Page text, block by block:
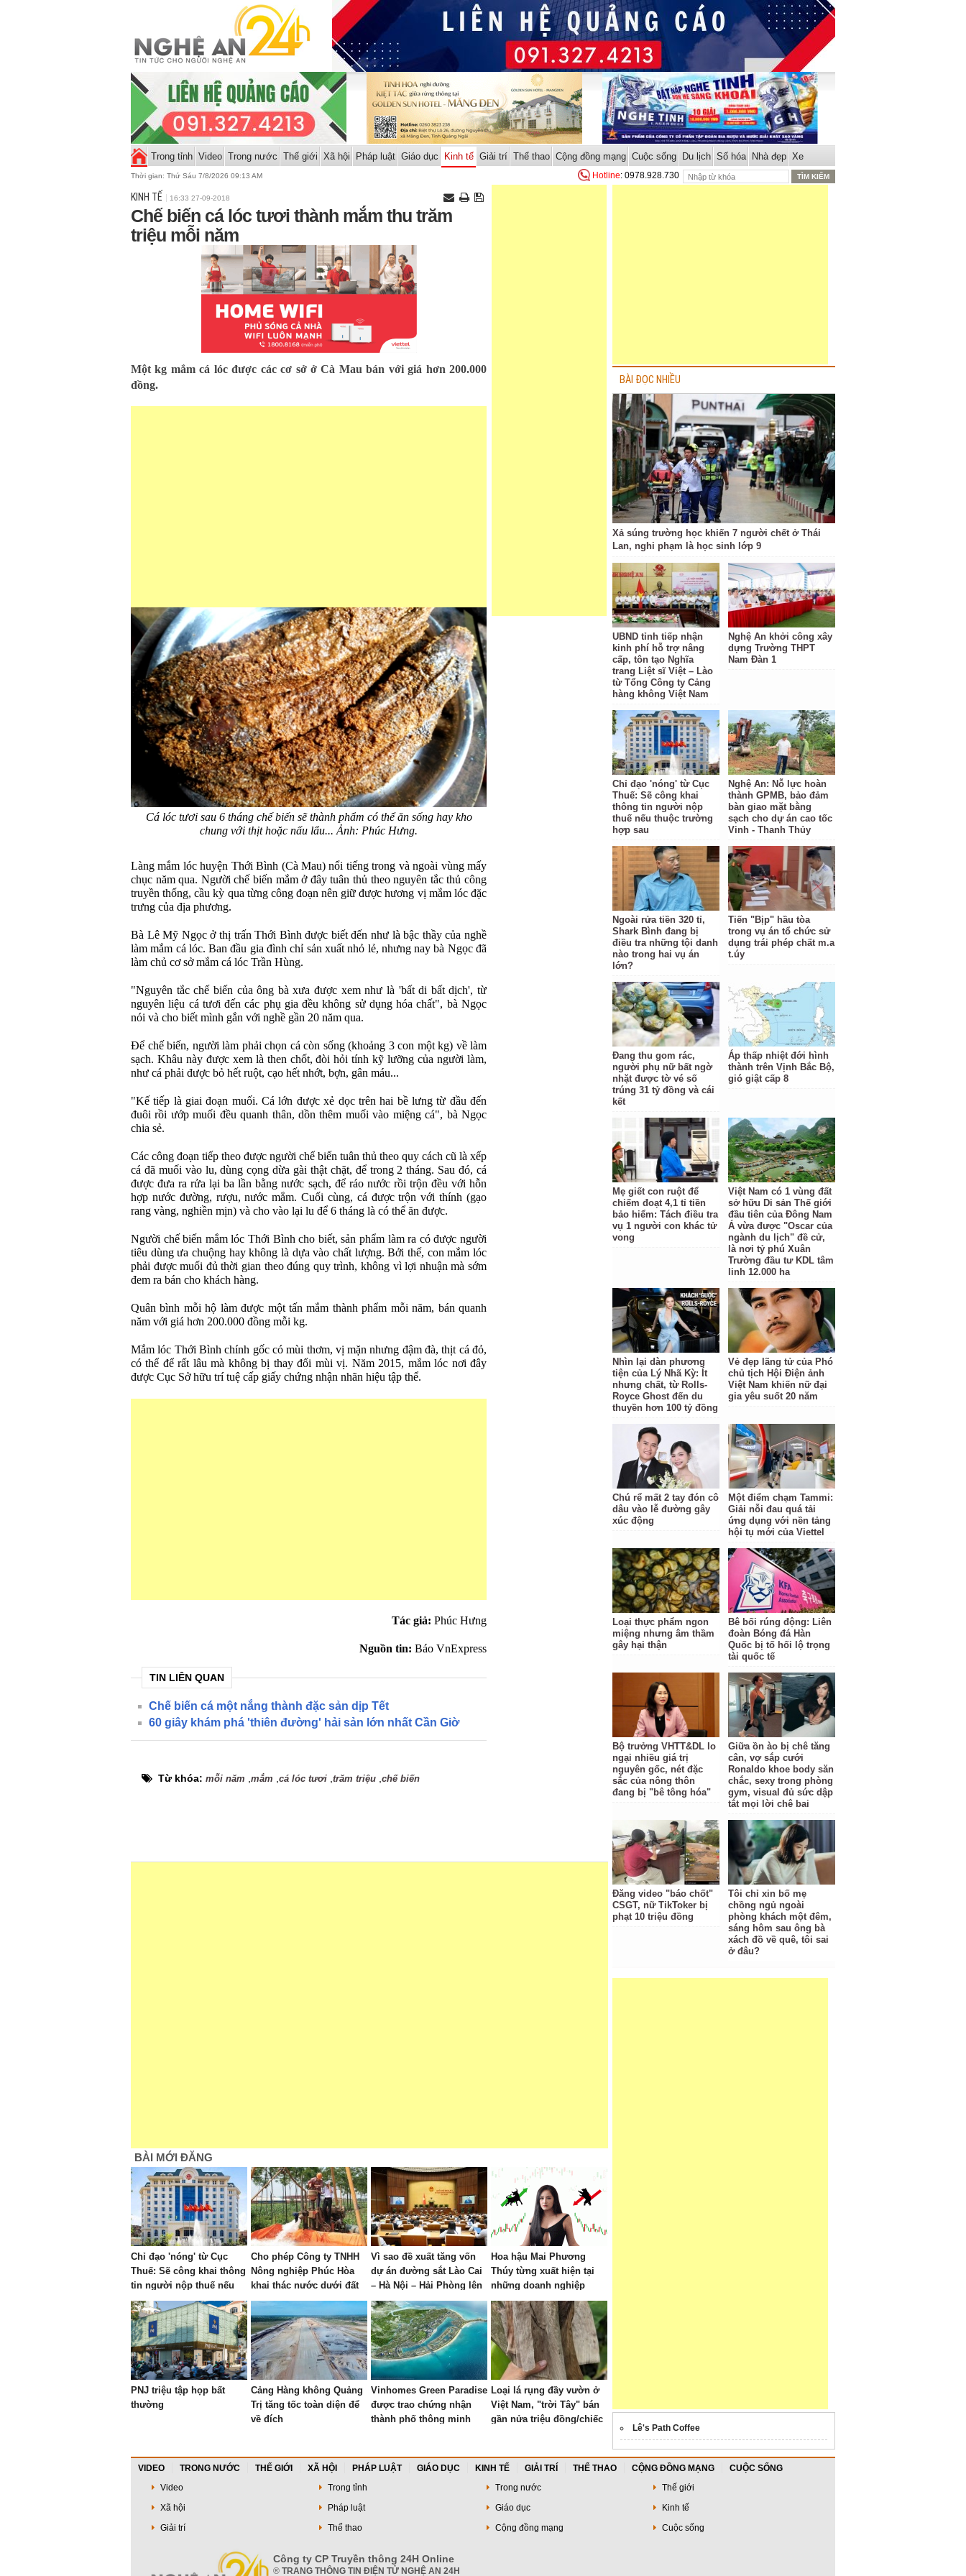
Trong tỉnh Video Trong nước Thế giới Xã hội Pháp luật Giáo dục Kinh tế Giải trí Thể thao Cộng đồng mạng Cuộc sống Du lịch Số hóa Nhà đẹp Xe
Thời gian: Thứ Sáu 7/8/2026 09:13 AM Hotline: 0978.928.730
KINH TẾ 16:33 27-09-2018
Chế biến cá lóc tươi thành mắm thu trăm
triệu mỗi năm
Một kg mắm cá lóc được các cơ sở ở Cà Mau bán với giá hơn 200.000
đồng.
Cá lóc tươi sau 6 tháng chế biến sẽ thành phẩm có thể ăn sống hay kho
chung với thịt hoặc nấu lẩu... Ảnh: Phúc Hưng.
Làng mắm lóc huyện Thới Bình (Cà Mau) nổi tiếng trong và ngoài vùng mấy
chục năm qua. Người chế biến mắm ở đây tuân thủ theo nguyên tắc thủ công
truyền thống, cầu kỳ qua từng công đoạn nên giữ được hương vị mắm lóc đặc
trưng của địa phương.
Bà Lê Mỹ Ngọc ở thị trấn Thới Bình được biết đến như là bậc thầy của nghề
làm mắm cá lóc. Ban đầu gia đình chỉ sản xuất nhỏ lẻ, nhưng nay bà Ngọc đã
làm chủ cơ sở mắm cá lóc Trần Hùng.
"Nguyên tắc chế biến của ông bà xưa được xem như là 'bất di bất dịch', từ
nguyên liệu cá tươi đến các phụ gia đều không sử dụng hóa chất", bà Ngọc
nói và cho biết mình gắn với nghề gần 20 năm qua.
Để chế biến, người làm phải chọn cá còn sống (khoảng 3 con một kg) về làm
sạch. Khâu này được xem là then chốt, đòi hỏi tính kỹ lưỡng của người làm,
như cá phải được bỏ hết ruột, cạo hết nhớt, bợn, gân máu...
"Kế tiếp là giai đoạn muối. Cá lớn được xẻ dọc trên hai bề lưng từ đầu đến
đuôi rồi ướp muối đều quanh thân, dồn thêm muối vào miệng cá", bà Ngọc
chia sẻ.
Các công đoạn tiếp theo được người chế biến tuân thủ theo quy cách cũ là xếp
cá đã muối vào lu, dùng cọng dừa gài thật chặt, để trong 2 tháng. Sau đó, cá
được đưa ra rửa lại ba lần bằng nước sạch, để ráo nước rồi trộn đều với hỗn
hợp nước đường, rượu, nước mắm. Cuối cùng, cá được trộn với thính (gạo
rang vàng, nghiền mịn) và cho vào lại lu để 6 tháng là có thể ăn được.
Người chế biến mắm lóc Thới Bình cho biết, sản phẩm làm ra có được người
tiêu dùng ưa chuộng hay không là dựa vào chất lượng. Bởi thế, con mắm lóc
phải được muối đủ thời gian theo đúng quy trình, không vì lợi nhuận mà sớm
đem ra bán cho khách hàng.
Quân bình mỗi hộ làm được một tấn mắm thành phẩm mỗi năm, bán quanh
năm với giá hơn 200.000 đồng mỗi kg.
Mắm lóc Thới Bình chính gốc có mùi thơm, vị mặn nhưng đậm đà, thịt cá đỏ,
có thể để rất lâu mà không bị thay đổi mùi vị. Năm 2015, mắm lóc nơi đây
được Cục Sở hữu trí tuệ cấp giấy chứng nhận nhãn hiệu tập thể.
Tác giả: Phúc Hưng
Nguồn tin: Báo VnExpress
TIN LIÊN QUAN
Chế biến cá một nắng thành đặc sản dịp Tết
60 giây khám phá 'thiên đường' hải sản lớn nhất Cần Giờ
Từ khóa: mỗi năm mắm cá lóc tươi trăm triệu chế biến
BÀI MỚI ĐĂNG
Chỉ đạo 'nóng' từ Cục
Thuế: Sẽ công khai thông
tin người nộp thuế nếu
thuộc trường hợp sau
Cho phép Công ty TNHH
Nông nghiệp Phúc Hòa
khai thác nước dưới đất
phục vụ chăn nuôi tập
trung tại xã Phúc Lộc
Vì sao đề xuất tăng vốn
dự án đường sắt Lào Cai
– Hà Nội – Hải Phòng lên
gần 290.000 tỷ đồng?
Hoa hậu Mai Phương
Thúy từng xuất hiện tại
những doanh nghiệp
nào?
PNJ triệu tập họp bất
thường
Cảng Hàng không Quảng
Trị tăng tốc toàn diện để
về đích
Vinhomes Green Paradise
được trao chứng nhận
thành phố thông minh
Loại lá rụng đầy vườn ở
Việt Nam, "trời Tây" bán
gần nửa triệu đồng/chiếc
BÀI ĐỌC NHIỀU
Xả súng trường học khiến 7 người chết ở Thái
Lan, nghi phạm là học sinh lớp 9
UBND tỉnh tiếp nhận
kinh phí hỗ trợ nâng
cấp, tôn tạo Nghĩa
trang Liệt sĩ Việt – Lào
từ Tổng Công ty Cảng
hàng không Việt Nam
Nghệ An khởi công xây
dựng Trường THPT
Nam Đàn 1
Chỉ đạo 'nóng' từ Cục
Thuế: Sẽ công khai
thông tin người nộp
thuế nếu thuộc trường
hợp sau
Nghệ An: Nỗ lực hoàn
thành GPMB, bảo đảm
bàn giao mặt bằng
sạch cho dự án cao tốc
Vinh - Thanh Thủy
Ngoài rửa tiền 320 tỉ,
Shark Bình đang bị
điều tra những tội danh
nào trong hai vụ án
lớn?
Tiến "Bịp" hầu tòa
trong vụ án tổ chức sử
dụng trái phép chất m.a
t.úy
Đang thu gom rác,
người phụ nữ bất ngờ
nhặt được tờ vé số
trúng 31 tỷ đồng và cái
kết
Áp thấp nhiệt đới hình
thành trên Vịnh Bắc Bộ,
gió giật cấp 8
Mẹ giết con ruột để
chiếm đoạt 4,1 tỉ tiền
bảo hiểm: Tách điều tra
vụ 1 người con khác tử
vong
Việt Nam có 1 vùng đất
sở hữu Di sản Thế giới
đầu tiên của Đông Nam
Á vừa được "Oscar của
ngành du lịch" đề cử,
là nơi tỷ phú Xuân
Trường đầu tư KDL tâm
linh 12.000 ha
Nhìn lại dàn phương
tiện của Lý Nhã Kỳ: Ít
nhưng chất, từ Rolls-
Royce Ghost đến du
thuyền hơn 100 tỷ đồng
Vẻ đẹp lãng tử của Phó
chủ tịch Hội Điện ảnh
Việt Nam khiến nữ đại
gia yêu suốt 20 năm
Chú rể mất 2 tay đón cô
dâu vào lễ đường gây
xúc động
Một điểm chạm Tammi:
Giải nỗi đau quá tải
ứng dụng với nền tảng
hội tụ mới của Viettel
Loại thực phẩm ngon
miệng nhưng âm thầm
gây hại thận
Bê bối rúng động: Liên
đoàn Bóng đá Hàn
Quốc bị tố hối lộ trọng
tài quốc tế
Bộ trưởng VHTT&DL lo
ngại nhiều giá trị
nguyên gốc, nét đặc
sắc của nông thôn
đang bị "bê tông hóa"
Giữa ồn ào bị chê tăng
cân, vợ sắp cưới
Ronaldo khoe body săn
chắc, sexy trong phòng
gym, visual đủ sức dập
tắt mọi lời chê bai
Đăng video "báo chốt"
CSGT, nữ TikToker bị
phạt 10 triệu đồng
Tôi chỉ xin bố mẹ
chồng ngủ ngoài
phòng khách một đêm,
sáng hôm sau ông bà
xách đồ về quê, tôi sai
ở đâu?
Lê's Path Coffee
VIDEO TRONG NƯỚC THẾ GIỚI XÃ HỘI PHÁP LUẬT GIÁO DỤC KINH TẾ GIẢI TRÍ THỂ THAO CỘNG ĐỒNG MẠNG
CUỘC SỐNG
Video
Trong tỉnh Trong nước
Thế giới
Xã hội
Pháp luật Giáo dục
Kinh tế
Giải trí
Thể thao Cộng đồng mạng Cuộc sống
Công ty CP Truyền thông 24H Online
® TRANG THÔNG TIN ĐIỆN TỬ NGHỆ AN 24H